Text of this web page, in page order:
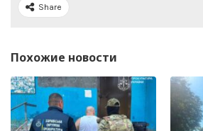
Share
Похожие новости